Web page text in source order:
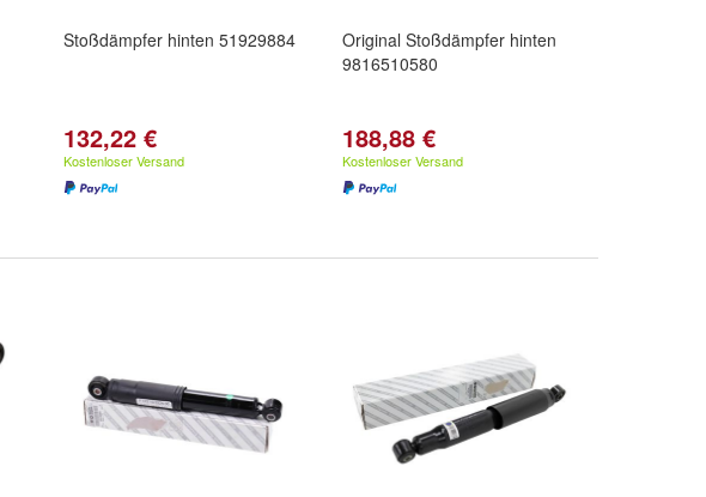
Stoßdämpfer hinten 51929884
132,22 €
Kostenloser Versand
Original Stoßdämpfer hinten
9816510580
188,88 €
Kostenloser Versand